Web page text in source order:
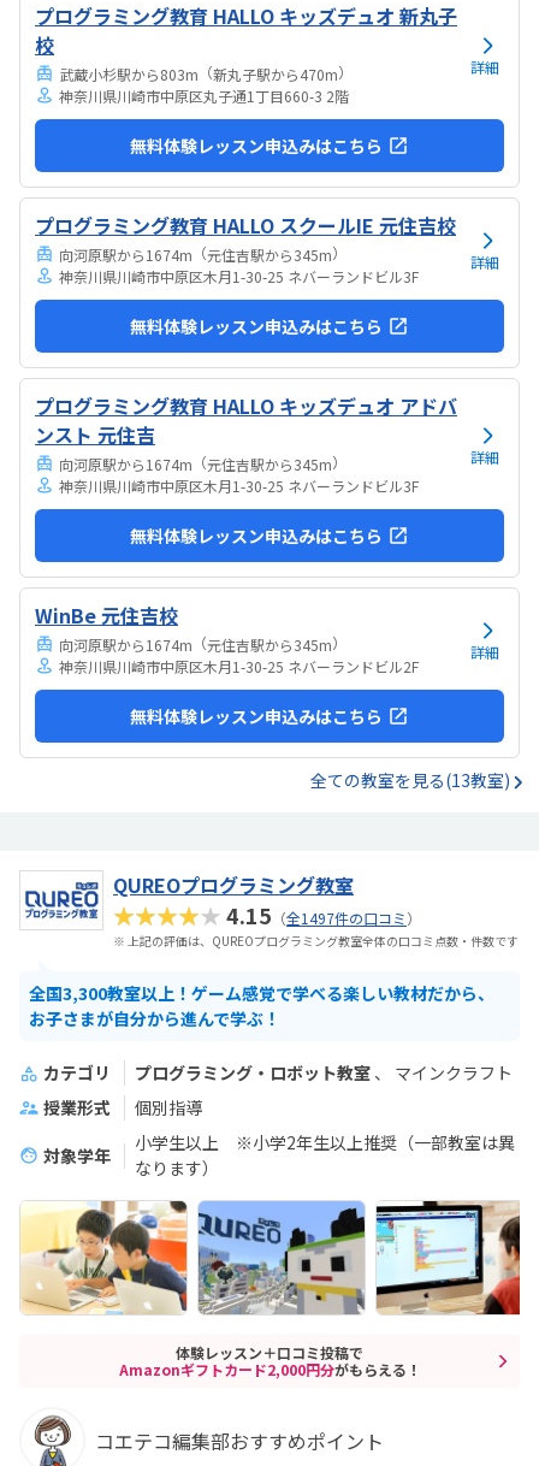
プログラミング教育 HALLO キッズデュオ 新丸子
校
武蔵小杉駅から803m （新丸子駅から470m）
神奈川県川崎市中原区丸子通1丁目660-3 2階
詳細
無料体験レッスン申込みはこちら
プログラミング教育 HALLO スクールIE 元住吉校
向河原駅から1674m （元住吉駅から345m）
神奈川県川崎市中原区木月1-30-25 ネバーランドビル3F
詳細
無料体験レッスン申込みはこちら
プログラミング教育 HALLO キッズデュオ アドバ
ンスト 元住吉
向河原駅から1674m （元住吉駅から345m）
神奈川県川崎市中原区木月1-30-25 ネバーランドビル3F
詳細
無料体験レッスン申込みはこちら
WinBe 元住吉校
向河原駅から1674m （元住吉駅から345m）
神奈川県川崎市中原区木月1-30-25 ネバーランドビル2F
詳細
無料体験レッスン申込みはこちら
全ての教室を見る(13教室)
QUREOプログラミング教室
★★★★★4.15 （全1497件の口コミ）
※ 上記の評価は、QUREOプログラミング教室全体の口コミ点数・件数です
全国3,300教室以上！ゲーム感覚で学べる楽しい教材だから、
お子さまが自分から進んで学ぶ！
カテゴリ プログラミング・ロボット教室
マインクラフト
授業形式
個別指導
対象学年
小学生以上 ※小学2年生以上推奨（一部教室は異
なります）
体験レッスン＋口コミ投稿で
Amazonギフトカード2,000円分がもらえる！
コエテコ編集部おすすめポイント